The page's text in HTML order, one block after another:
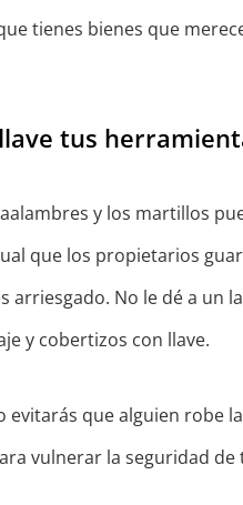
tienes bienes que
tus
y los martillos
que los propietarios
arriesgado. No le dé a un
y cobertizos con llave.
evitarás que alguien robe
vulnerar la seguridad de